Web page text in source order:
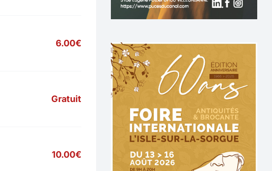
6.00€
Gratuit
10.00€